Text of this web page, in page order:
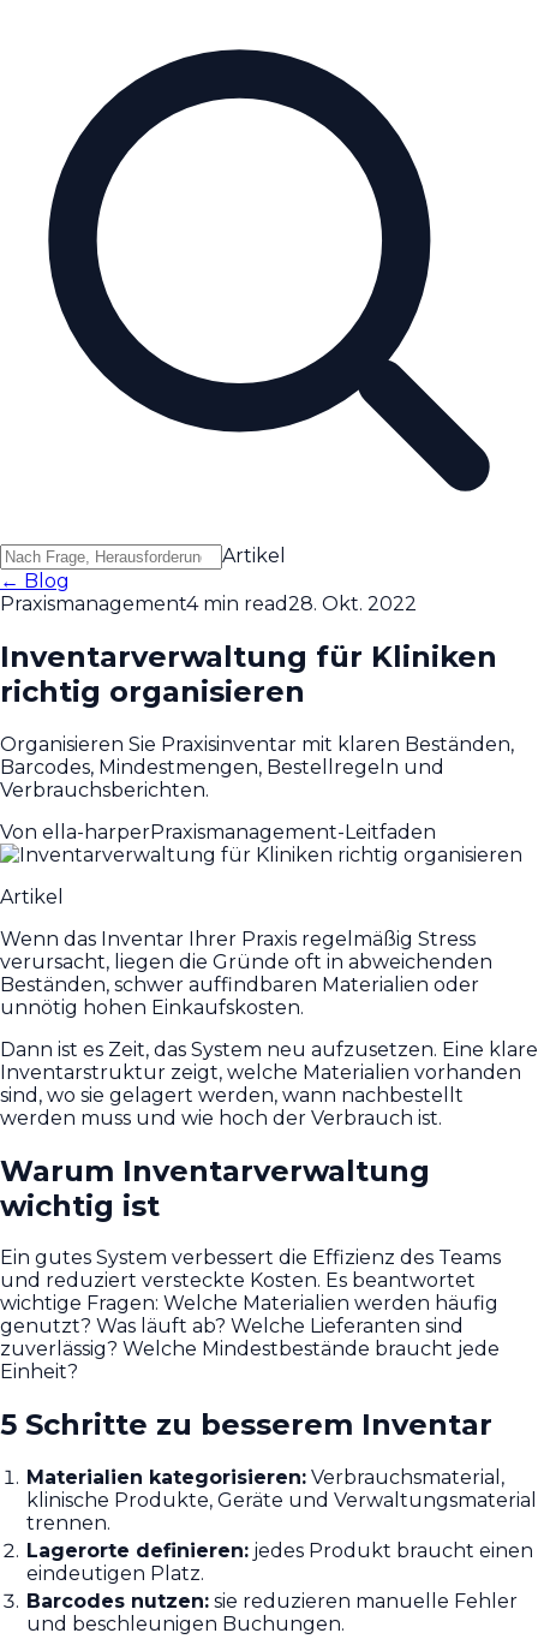
Artikel
← Blog
Praxismanagement4 min read28. Okt. 2022
Inventarverwaltung für Kliniken
richtig organisieren
Organisieren Sie Praxisinventar mit klaren Beständen,
Barcodes, Mindestmengen, Bestellregeln und
Verbrauchsberichten.
Von ella-harperPraxismanagement-Leitfaden
Artikel
Wenn das Inventar Ihrer Praxis regelmäßig Stress
verursacht, liegen die Gründe oft in abweichenden
Beständen, schwer auffindbaren Materialien oder
unnötig hohen Einkaufskosten.
Dann ist es Zeit, das System neu aufzusetzen. Eine klare
Inventarstruktur zeigt, welche Materialien vorhanden
sind, wo sie gelagert werden, wann nachbestellt
werden muss und wie hoch der Verbrauch ist.
Warum Inventarverwaltung
wichtig ist
Ein gutes System verbessert die Effizienz des Teams
und reduziert versteckte Kosten. Es beantwortet
wichtige Fragen: Welche Materialien werden häufig
genutzt? Was läuft ab? Welche Lieferanten sind
zuverlässig? Welche Mindestbestände braucht jede
Einheit?
5 Schritte zu besserem Inventar
Materialien kategorisieren: Verbrauchsmaterial,
klinische Produkte, Geräte und Verwaltungsmaterial
trennen.
Lagerorte definieren: jedes Produkt braucht einen
eindeutigen Platz.
Barcodes nutzen: sie reduzieren manuelle Fehler
und beschleunigen Buchungen.